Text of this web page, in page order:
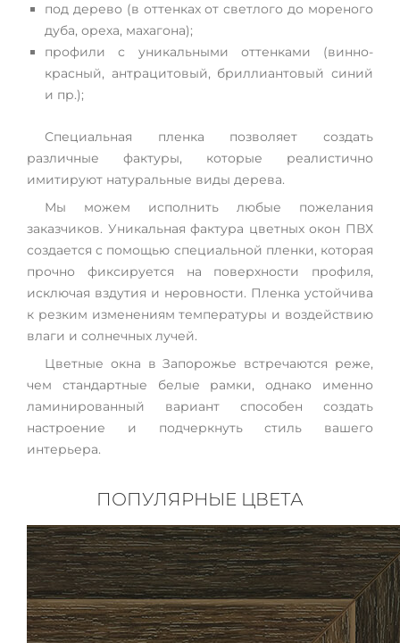
под дерево (в оттенках от светлого до мореного
дуба, ореха, махагона);
профили с уникальными оттенками (винно-
красный, антрацитовый, бриллиантовый синий
и пр.);
Специальная пленка позволяет создать
различные фактуры, которые реалистично
имитируют натуральные виды дерева.
Мы можем исполнить любые пожелания
заказчиков. Уникальная фактура цветных окон ПВХ
создается с помощью специальной пленки, которая
прочно фиксируется на поверхности профиля,
исключая вздутия и неровности. Пленка устойчива
к резким изменениям температуры и воздействию
влаги и солнечных лучей.
Цветные окна в Запорожье встречаются реже,
чем стандартные белые рамки, однако именно
ламинированный вариант способен создать
настроение и подчеркнуть стиль вашего
интерьера.
ПОПУЛЯРНЫЕ ЦВЕТА